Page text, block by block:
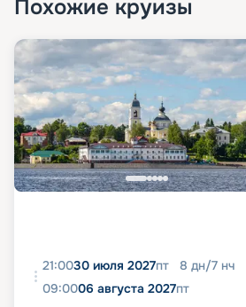
Похожие круизы
21:0030 июля 2027пт 8 дн/7 нч
09:0006 августа 2027пт